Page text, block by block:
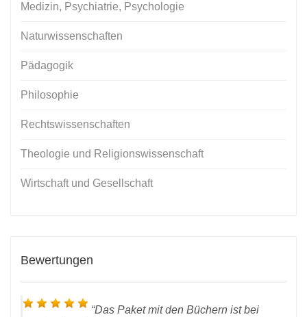
Medizin, Psychiatrie, Psychologie
Naturwissenschaften
Pädagogik
Philosophie
Rechtswissenschaften
Theologie und Religionswissenschaft
Wirtschaft und Gesellschaft
Bewertungen
Das Paket mit den Büchern ist bei